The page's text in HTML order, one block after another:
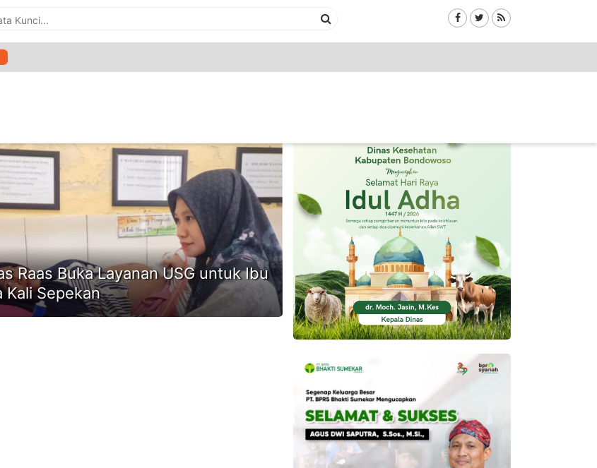
IBU HAMIL
Raas Buka Layanan USG untuk Ibu
Kali Sepekan